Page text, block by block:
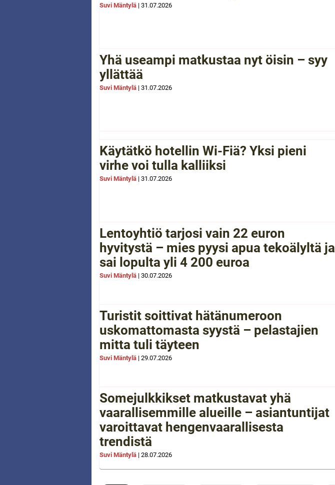
Suvi Mäntylä | 31.07.2026
Yhä useampi matkustaa nyt öisin – syy
yllättää
Suvi Mäntylä | 31.07.2026
Käytätkö hotellin Wi-Fiä? Yksi pieni
virhe voi tulla kalliiksi
Suvi Mäntylä | 31.07.2026
Lentoyhtiö tarjosi vain 22 euron
hyvitystä – mies pyysi apua tekoälyltä ja
sai lopulta yli 4 200 euroa
Suvi Mäntylä | 30.07.2026
Turistit soittivat hätänumeroon
uskomattomasta syystä – pelastajien
mitta tuli täyteen
Suvi Mäntylä | 29.07.2026
Somejulkkikset matkustavat yhä
vaarallisemmille alueille – asiantuntijat
varoittavat hengenvaarallisesta
trendistä
Suvi Mäntylä | 28.07.2026